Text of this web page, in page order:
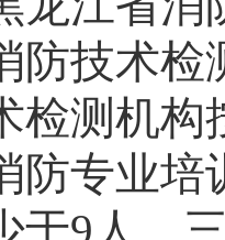
防技术
检测机
防专业